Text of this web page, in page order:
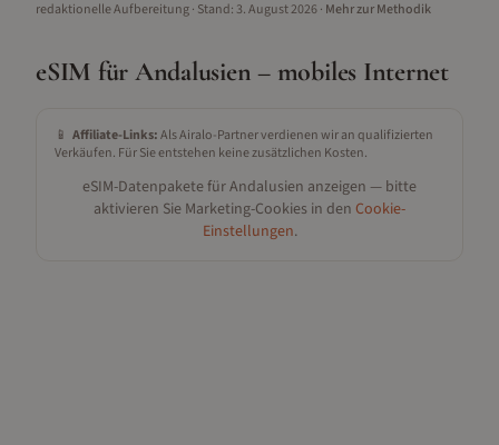
redaktionelle Aufbereitung· Stand: 3. August 2026· Mehr zur Methodik
eSIM für Andalusien – mobiles Internet
📱 Affiliate-Links:Als Airalo-Partner verdienen wir an qualifizierten
Verkäufen. Für Sie entstehen keine zusätzlichen Kosten.
eSIM-Datenpakete fürAndalusien anzeigen — bitte
aktivieren Sie Marketing-Cookies in den Cookie-
Einstellungen.